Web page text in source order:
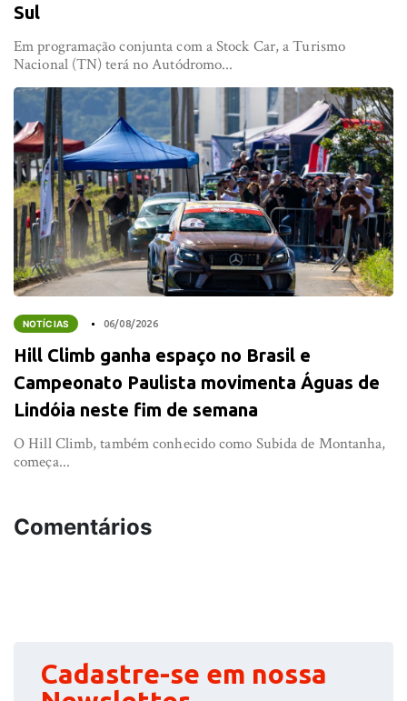
Sul
Em programação conjunta com a Stock Car, a Turismo
Nacional (TN) terá no Autódromo...
NOTÍCIAS 06/08/2026
Hill Climb ganha espaço no Brasil e
Campeonato Paulista movimenta Águas de
Lindóia neste fim de semana
O Hill Climb, também conhecido como Subida de Montanha,
começa...
Comentários
Cadastre-se em nossa